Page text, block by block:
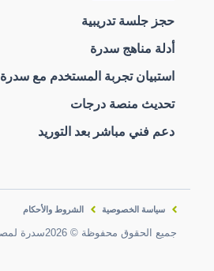
حجز جلسة تدريبية
أدلة مناهج سدرة
استبيان تجربة المستخدم مع سدرة
تحديث منصة درجات
دعم فني مباشر بعد التوريد
جميع الحقوق محفوظة © 2026سدرة لمصادر التعليم. تطوير
سياسة الخصوصية الشروط والأحكام